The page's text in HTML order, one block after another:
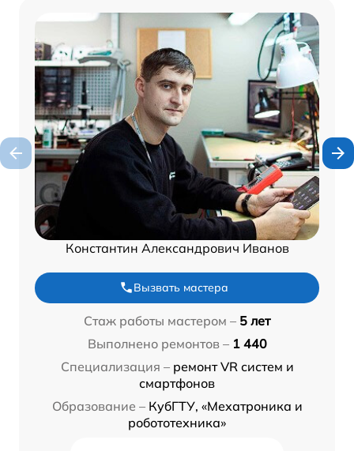
Константин Александрович Иванов
Вызвать мастера
Стаж работы мастером – 5 лет
Выполнено ремонтов – 1 440
Специализация – ремонт VR систем и
смартфонов
Образование – КубГТУ, «Мехатроника и
робототехника»